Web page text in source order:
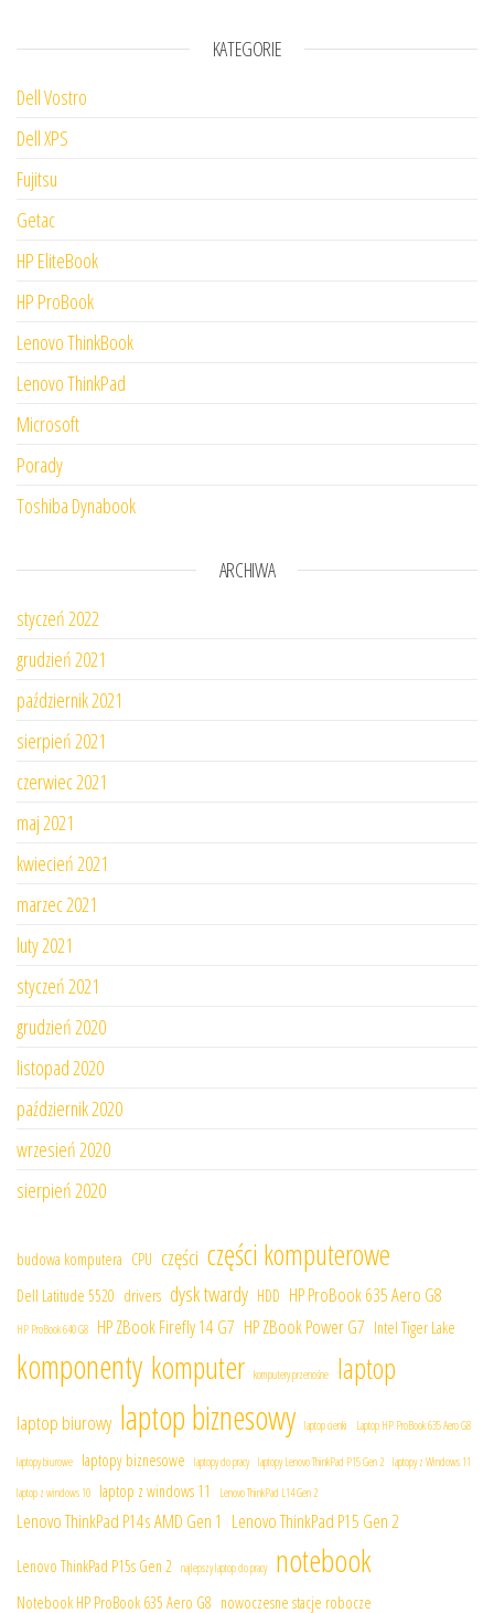
KATEGORIE
Dell Vostro
Dell XPS
Fujitsu
Getac
HP EliteBook
HP ProBook
Lenovo ThinkBook
Lenovo ThinkPad
Microsoft
Porady
Toshiba Dynabook
ARCHIWA
styczeń 2022
grudzień 2021
październik 2021
sierpień 2021
czerwiec 2021
maj 2021
kwiecień 2021
marzec 2021
luty 2021
styczeń 2021
grudzień 2020
listopad 2020
październik 2020
wrzesień 2020
sierpień 2020
budowa komputera CPU części części komputerowe
Dell Latitude 5520 drivers dysk twardy HDD HP ProBook 635 Aero G8
HP ProBook 640 G8 HP ZBook Firefly 14 G7 HP ZBook Power G7 Intel Tiger Lake
komponenty komputer komputery przenośne laptop
laptop biurowy laptop biznesowy laptop cienki Laptop HP ProBook 635 Aero G8
laptopy biurowe laptopy biznesowe laptopy do pracy laptopy Lenovo ThinkPad P15 Gen 2 laptopy z Windows 11
laptop z windows 10
laptop z windows 11 Lenovo ThinkPad L14 Gen 2
Lenovo ThinkPad P14s AMD Gen 1 Lenovo ThinkPad P15 Gen 2
Lenovo ThinkPad P15s Gen 2 najlepszy laptop do pracy notebook
Notebook HP ProBook 635 Aero G8 nowoczesne stacje robocze